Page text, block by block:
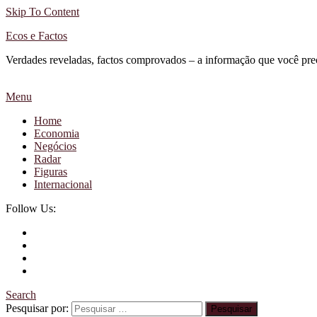
Skip To Content
Ecos e Factos
Verdades reveladas, factos comprovados – a informação que você
Menu
Home
Economia
Negócios
Radar
Figuras
Internacional
Follow Us:
Search
Pesquisar por: